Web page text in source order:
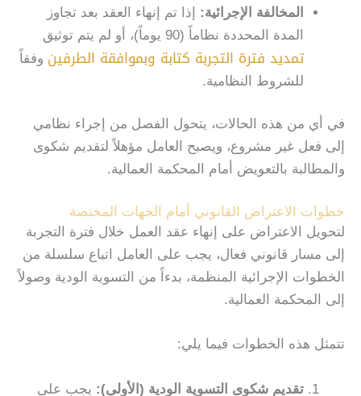
المخالفة الإجرائية: إذا تم إنهاء العقد بعد تجاوز
المدة المحددة نظاماً (90 يوماً)، أو لم يتم توثيق
تمديد فترة التجربة كتابة وبموافقة الطرفين وفقاً
للشروط النظامية.
في أي من هذه الحالات، يتحول الفصل من إجراء نظامي
إلى فعل غير مشروع، ويصبح العامل مؤهلاً لتقديم شكوى
والمطالبة بالتعويض أمام المحكمة العمالية.
خطوات الاعتراض القانوني أمام الجهات المختصة
لتحويل الاعتراض على إنهاء عقد العمل خلال فترة التجربة
إلى مسار قانوني فعال، يجب على العامل اتباع سلسلة من
الخطوات الإجرائية المنظمة، بدءاً من التسوية الودية وصولاً
إلى المحكمة العمالية.
تتمثل هذه الخطوات فيما يلي:
تقديم شكوى التسوية الودية (الأولى): يجب على